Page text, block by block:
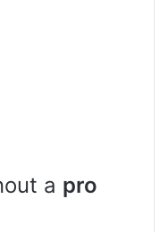
a pro